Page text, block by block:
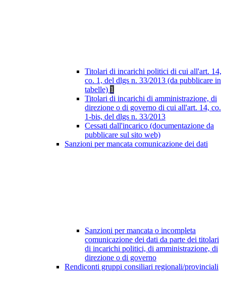
Titolari di incarichi politici di cui all'art. 14,
co. 1, del dlgs n. 33/2013 (da pubblicare in
tabelle) 1
Titolari di incarichi di amministrazione, di
direzione o di governo di cui all'art. 14, co.
1-bis, del dlgs n. 33/2013
Cessati dall'incarico (documentazione da
pubblicare sul sito web)
Sanzioni per mancata comunicazione dei dati
Sanzioni per mancata o incompleta
comunicazione dei dati da parte dei titolari
di incarichi politici, di amministrazione, di
direzione o di governo
Rendiconti gruppi consiliari regionali/provinciali